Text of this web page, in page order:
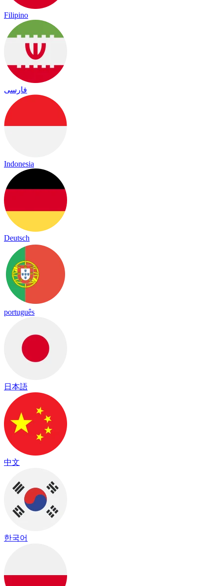
Filipino
فارسی
Indonesia
Deutsch
português
日本語
中文
한국어